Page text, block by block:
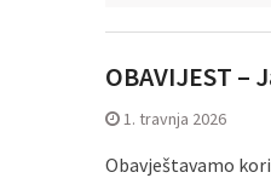
OBAVIJEST –
1. travnja 2026
Obavještavamo